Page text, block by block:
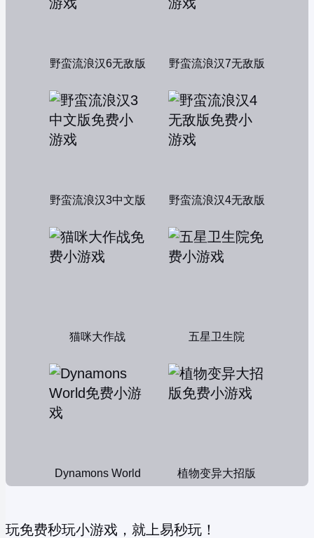
野蛮流浪汉6无敌版 野蛮流浪汉7无敌版
野蛮流浪汉3中文版 野蛮流浪汉4无敌版
猫咪大作战 五星卫生院
Dynamons World 植物变异大招版
玩免费秒玩小游戏，就上易秒玩！